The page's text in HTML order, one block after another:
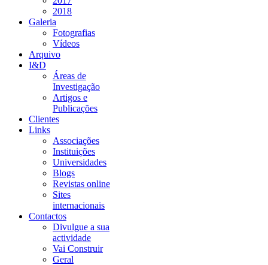
2018
Galeria
Fotografias
Vídeos
Arquivo
I&D
Áreas de
Investigação
Artigos e
Publicações
Clientes
Links
Associações
Instituições
Universidades
Blogs
Revistas online
Sites
internacionais
Contactos
Divulgue a sua
actividade
Vai Construir
Geral